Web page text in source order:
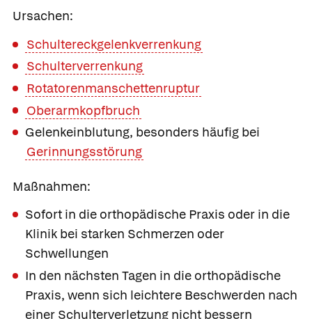
Ursachen:
Schultereckgelenkverrenkung
Schulterverrenkung
Rotatorenmanschettenruptur
Oberarmkopfbruch
Gelenkeinblutung, besonders häufig bei
Gerinnungsstörung
Maßnahmen:
Sofort in die orthopädische Praxis oder in die
Klinik bei starken Schmerzen oder
Schwellungen
In den nächsten Tagen in die orthopädische
Praxis, wenn sich leichtere Beschwerden nach
einer Schulterverletzung nicht bessern